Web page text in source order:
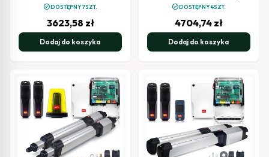
check_circleDOSTĘPNY 7SZT.
3623,58 zł
Dodaj do koszyka
check_circleDOSTĘPNY 4SZT.
4704,74 zł
Dodaj do koszyka